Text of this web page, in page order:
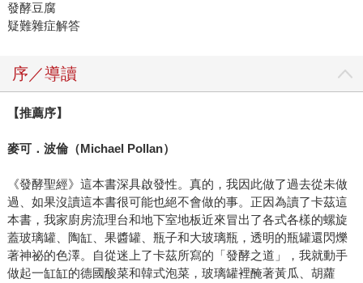
發酵豆腐
疑難雜症解答
序／導讀
【推薦序】
麥可．波倫（Michael Pollan）
《發酵聖經》這本書深具啟發性。真的，我因此做了過去從未做
過、如果沒讀這本書很可能也絕不會做的事。正因為讀了卡茲這
本書，我家廚房流理台和地下室地板近來冒出了各式各樣的螺旋
蓋玻璃罐、陶缸、果醬罐、瓶子和大玻璃瓶，透明的瓶罐還閃爍
著神祕的色澤。自從迷上了卡茲所寫的「發酵之道」，我就動手
做起一缸缸的德國酸菜和韓式泡菜，玻璃罐裡醃著黃瓜、胡蘿